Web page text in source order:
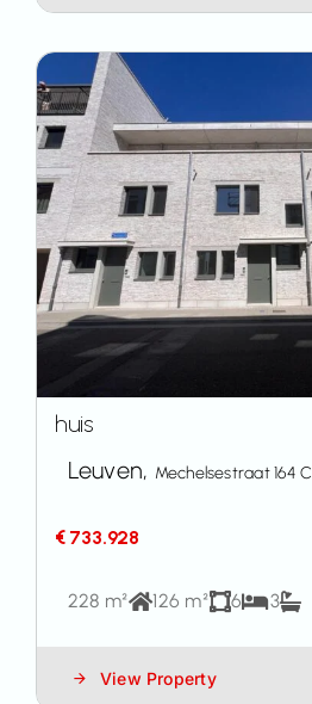
huis
Leuven, Mechelsestraat 164 C
€ 733.928
228 m² 126 m² 6 3
View Property